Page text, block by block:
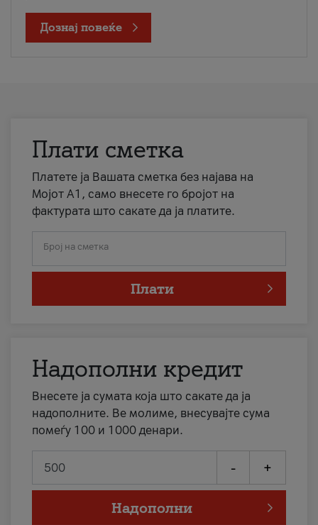
Дознај повеќе
Плати сметка
Платете ја Вашата сметка без најава на
Мојот А1, само внесете го бројот на
фактурата што сакате да ја платите.
Број на сметка
Плати
Надополни кредит
Внесете ја сумата која што сакате да ја
надополните. Ве молиме, внесувајте сума
помеѓу 100 и 1000 денари.
- +
Надополни